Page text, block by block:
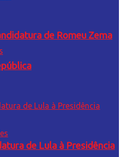
de Romeu Zema
de Lula à Presidência